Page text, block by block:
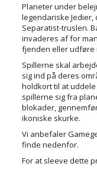
Planeter under
legendariske
Separatist-truslen.
invaderes af for
fjenden eller udføre
Spillerne skal
sig ind på deres
holdkort til at
spillerne sig fra
blokader,
ikoniske skurke.
Vi anbefaler
finde nedenfor.
For at sleeve dette